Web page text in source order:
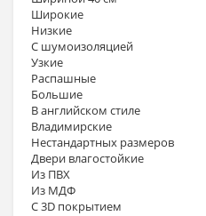
Широкие
Низкие
С шумоизоляцией
Узкие
Распашные
Большие
В английском стиле
Владимирские
Нестандартных размеров
Двери влагостойкие
Из ПВХ
Из МДФ
С 3D покрытием